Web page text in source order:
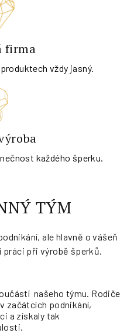
firma
vždy jasný.
každého šperku.
TÝM
ale hlavně o vášeň
práci při výrobě šperků.
ástí našeho týmu. Rodiče
začátcích podnikání,
ci a získaly tak